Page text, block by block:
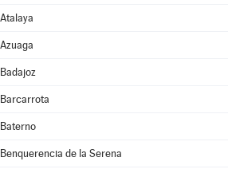
Atalaya
Azuaga
Badajoz
Barcarrota
Baterno
Benquerencia de la Serena